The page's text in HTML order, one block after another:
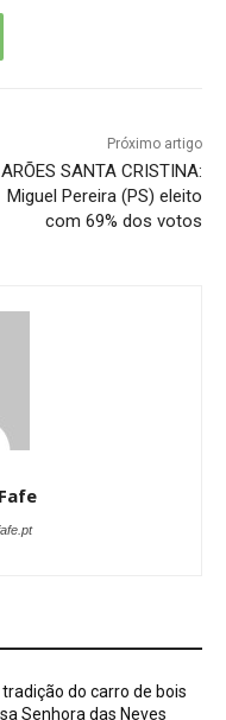
Próximo artigo
ARÕES SANTA CRISTINA:
Miguel Pereira (PS) eleito
com 69% dos votos
do carro de bois
Senhora das Neves